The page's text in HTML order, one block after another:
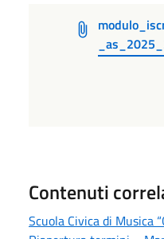
Contenuti
Scuola Civica di Musica